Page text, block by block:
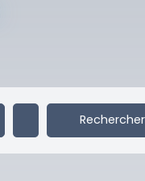
Rechercher